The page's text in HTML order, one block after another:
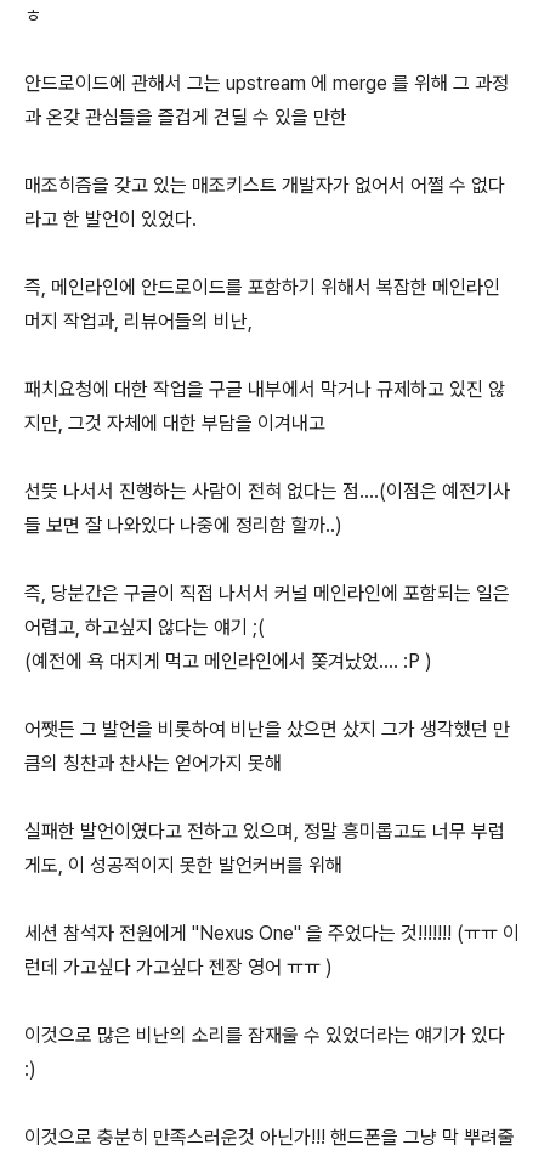
ㅎ
안드로이드에 관해서 그는 upstream 에 merge 를 위해 그 과정
과 온갖 관심들을 즐겁게 견딜 수 있을 만한
매조히즘을 갖고 있는 매조키스트 개발자가 없어서 어쩔 수 없다
라고 한 발언이 있었다.
즉, 메인라인에 안드로이드를 포함하기 위해서 복잡한 메인라인
머지 작업과, 리뷰어들의 비난,
패치요청에 대한 작업을 구글 내부에서 막거나 규제하고 있진 않
지만, 그것 자체에 대한 부담을 이겨내고
선뜻 나서서 진행하는 사람이 전혀 없다는 점....(이점은 예전기사
들 보면 잘 나와있다 나중에 정리함 할까..)
즉, 당분간은 구글이 직접 나서서 커널 메인라인에 포함되는 일은
어렵고, 하고싶지 않다는 얘기 ;(
(예전에 욕 대지게 먹고 메인라인에서 쫒겨났었.... :P )
어쨋든 그 발언을 비롯하여 비난을 샀으면 샀지 그가 생각했던 만
큼의 칭찬과 찬사는 얻어가지 못해
실패한 발언이였다고 전하고 있으며, 정말 흥미롭고도 너무 부럽
게도, 이 성공적이지 못한 발언커버를 위해
세션 참석자 전원에게 "Nexus One" 을 주었다는 것!!!!!!! (ㅠㅠ 이
런데 가고싶다 가고싶다 젠장 영어 ㅠㅠ )
이것으로 많은 비난의 소리를 잠재울 수 있었더라는 얘기가 있다
:)
이것으로 충분히 만족스러운것 아닌가!!! 핸드폰을 그냥 막 뿌려줄